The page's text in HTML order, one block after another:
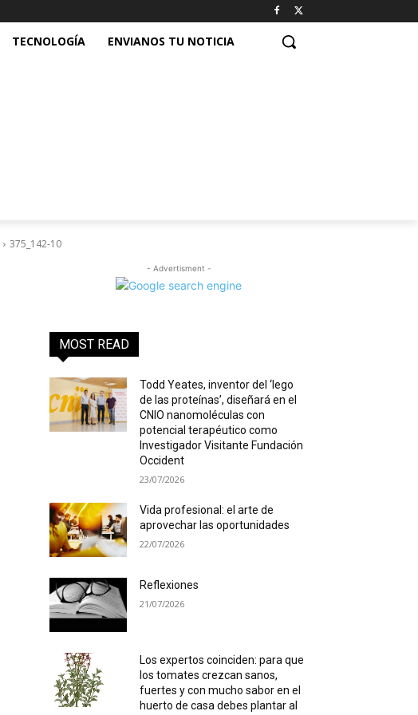
TECNOLOGÍA ENVIANOS TU NOTICIA
375_142-10
- Advertisment -
MOST READ
Todd Yeates, inventor del ‘lego
de las proteínas’, diseñará en el
CNIO nanomoléculas con
potencial terapéutico como
Investigador Visitante Fundación
Occident
23/07/2026
Vida profesional: el arte de
aprovechar las oportunidades
22/07/2026
Reflexiones
21/07/2026
Los expertos coinciden: para que
los tomates crezcan sanos,
fuertes y con mucho sabor en el
huerto de casa debes plantar al